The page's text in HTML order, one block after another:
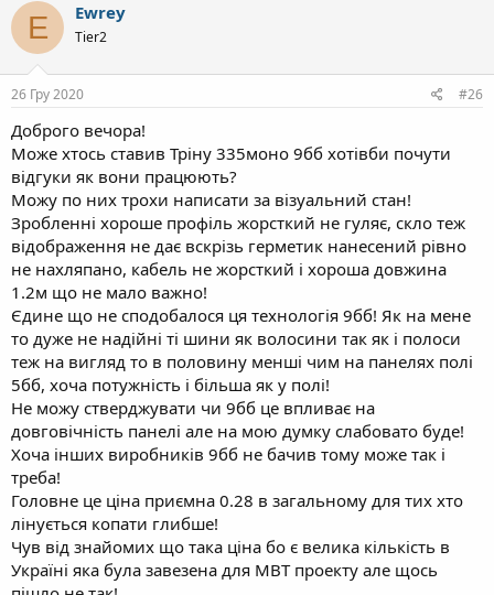
E Ewrey
Tier2
26 Гру 2020 #26
Доброго вечора!
Може хтось ставив Тріну 335моно 9бб хотівби почути
відгуки як вони працюють?
Можу по них трохи написати за візуальний стан!
Зробленні хороше профіль жорсткий не гуляє, скло теж
відображення не дає вскрізь герметик нанесений рівно
не нахляпано, кабель не жорсткий і хороша довжина
1.2м що не мало важно!
Єдине що не сподобалося ця технологія 9бб! Як на мене
то дуже не надійні ті шини як волосини так як і полоси
теж на вигляд то в половину менші чим на панелях полі
5бб, хоча потужність і більша як у полі!
Не можу стверджувати чи 9бб це впливає на
довговічність панелі але на мою думку слабовато буде!
Хоча інших виробників 9бб не бачив тому може так і
треба!
Головне це ціна приємна 0.28 в загальному для тих хто
лінується копати глибше!
Чув від знайомих що така ціна бо є велика кількість в
Україні яка була завезена для МВТ проекту але щось